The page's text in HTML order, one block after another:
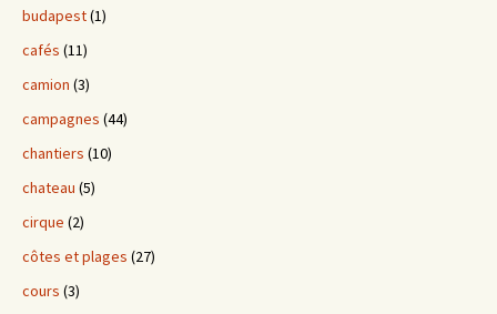
budapest(1)
cafés (11)
camion (3)
campagnes (44)
chantiers (10)
chateau (5)
cirque (2)
côtes et plages (27)
cours (3)